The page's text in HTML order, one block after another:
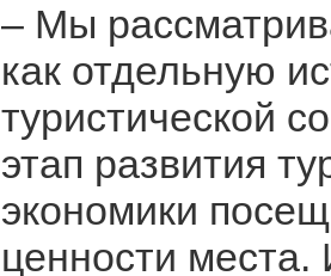
– Мы
как отдельную
туристической
этап развития
экономики
ценности места.